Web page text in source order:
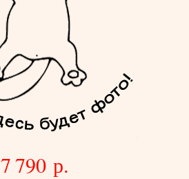
7 790 р.